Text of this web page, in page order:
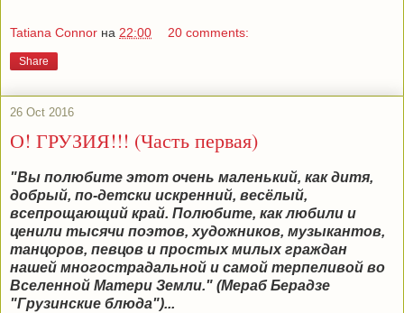
Tatiana Connor на 22:00 20 comments:
Share
26 Oct 2016
О! ГРУЗИЯ!!! (Часть первая)
"Вы полюбите этот очень маленький, как дитя,
добрый, по-детски искренний, весёлый,
всепрощающий край. Полюбите, как любили и
ценили тысячи поэтов, художников, музыкантов,
танцоров, певцов и простых милых граждан
нашей многострадальной и самой терпеливой во
Вселенной Матери Земли." (Мераб Берадзе
"Грузинские блюда")...